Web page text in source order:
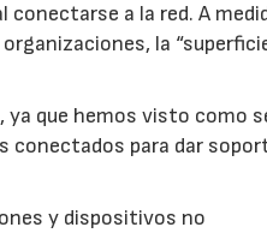
a la red. A
la
ya que hemos visto como
conectados para dar
y dispositivos no